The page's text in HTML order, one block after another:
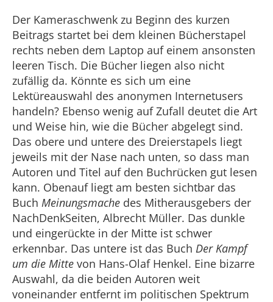
Der Kameraschwenk zu Beginn des kurzen
Beitrags startet bei dem kleinen Bücherstapel
rechts neben dem Laptop auf einem ansonsten
leeren Tisch. Die Bücher liegen also nicht
zufällig da. Könnte es sich um eine
Lektüreauswahl des anonymen Internetusers
handeln? Ebenso wenig auf Zufall deutet die Art
und Weise hin, wie die Bücher abgelegt sind.
Das obere und untere des Dreierstapels liegt
jeweils mit der Nase nach unten, so dass man
Autoren und Titel auf den Buchrücken gut lesen
kann. Obenauf liegt am besten sichtbar das
Buch Meinungsmache des Mitherausgebers der
NachDenkSeiten, Albrecht Müller. Das dunkle
und eingerückte in der Mitte ist schwer
erkennbar. Das untere ist das Buch Der Kampf
um die Mitte von Hans-Olaf Henkel. Eine bizarre
Auswahl, da die beiden Autoren weit
voneinander entfernt im politischen Spektrum